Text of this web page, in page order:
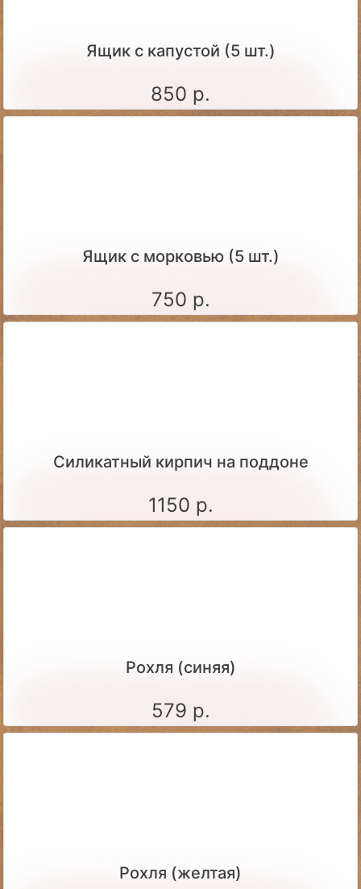
Ящик c капустой (5 шт.)
850 р.
Ящик c морковью (5 шт.)
750 р.
Силикатный кирпич на поддоне
1150 р.
Рохля (синяя)
579 р.
Рохля (желтая)